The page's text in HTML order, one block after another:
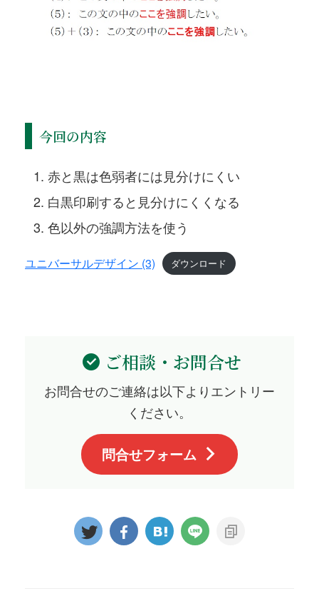
今回の内容
赤と黒は色弱者には見分けにくい
白黒印刷すると見分けにくくなる
色以外の強調方法を使う
ユニバーサルデザイン (3) ダウンロード
ご相談・お問合せ
お問合せのご連絡は以下よりエントリー
ください。
問合せフォーム